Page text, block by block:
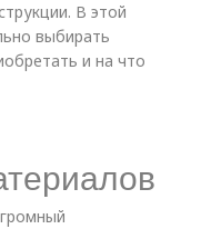
В этой
выбирать
и на что